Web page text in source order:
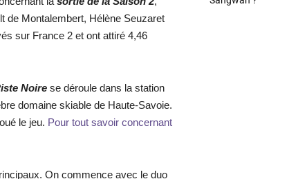
de Montalembert, Hélène Seuzaret
sur France 2 et ont attiré 4,46
Noire se déroule dans la station
domaine skiable de Haute-Savoie.
le jeu. Pour tout savoir concernant
On commence avec le duo